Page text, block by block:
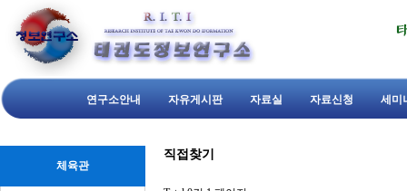
연구소안내 자유게시판 자료실 자료신청 세미
체육관
직접찾기